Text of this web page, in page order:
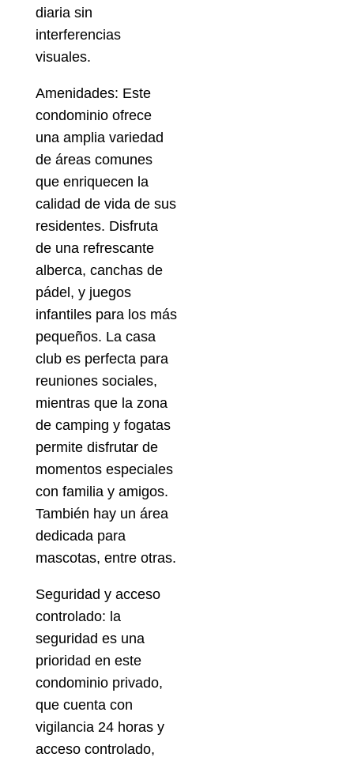
diaria sin
interferencias
visuales.
Amenidades: Este
condominio ofrece
una amplia variedad
de áreas comunes
que enriquecen la
calidad de vida de sus
residentes. Disfruta
de una refrescante
alberca, canchas de
pádel, y juegos
infantiles para los más
pequeños. La casa
club es perfecta para
reuniones sociales,
mientras que la zona
de camping y fogatas
permite disfrutar de
momentos especiales
con familia y amigos.
También hay un área
dedicada para
mascotas, entre otras.
Seguridad y acceso
controlado: la
seguridad es una
prioridad en este
condominio privado,
que cuenta con
vigilancia 24 horas y
acceso controlado,